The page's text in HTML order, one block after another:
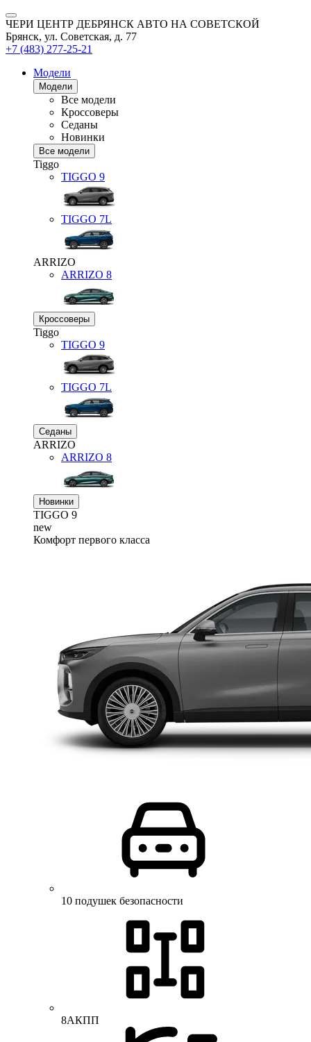
ЧЕРИ ЦЕНТР ДЕБРЯНСК АВТО НА СОВЕТСКОЙ
Брянск, ул. Советская, д. 77
+7 (483) 277-25-21
Модели
Модели
Все модели
Кроссоверы
Седаны
Новинки
Все модели
Tiggo
TIGGO 9
TIGGO 7L
ARRIZO
ARRIZO 8
Кроссоверы
Tiggo
TIGGO 9
TIGGO 7L
Седаны
ARRIZO
ARRIZO 8
Новинки
TIGGO 9
new
Комфорт первого класса
10 подушек безопасности
8АКПП